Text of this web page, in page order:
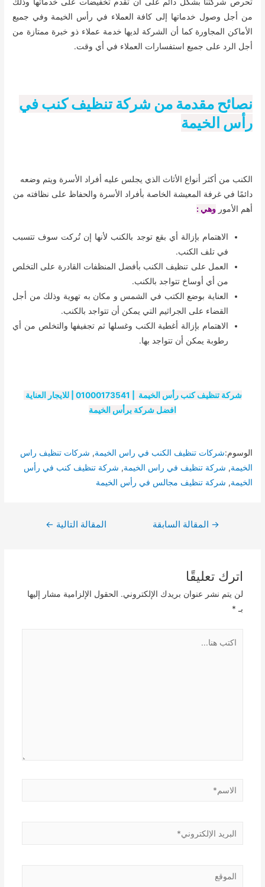
من أجل وصول خدماتها إلى كافة العملاء في رأس الخيمة وفي جميع
الأماكن المجاورة كما أن الشركة لديها خدمة عملاء ذو خبرة ممتازة من
أجل الرد على جميع استفسارات العملاء في أي وقت.
نصائح مقدمة من شركة تنظيف كنب في
رأس الخيمة
الكنب من أكثر أنواع الأثاث الذي يجلس عليه أفراد الأسرة ويتم وضعه
دائمًا في غرفة المعيشة الخاصة بأفراد الأسرة والحفاظ على نظافته من
أهم الأموروهي :
الاهتمام بإزالة أي بقع توجد بالكنب لأنها إن تُركت سوف تتسبب
في تلف الكنب.
العمل على تنظيف الكنب بأفضل المنظفات القادرة على التخلص
من أي أوساخ تتواجد بالكنب.
العناية بوضع الكتب في الشمس و مكان به تهوية وذلك من أجل
القضاء على الجراثيم التي يمكن أن تتواجد بالكنب.
الاهتمام بإزالة أغطية الكنب وغسلها ثم تجفيفها والتخلص من أي
رطوبة يمكن أن تتواجد بها.
شركة تنظيف كنب رأس الخيمة | 01000173541 | للايجار العناية
افضل شركة برأس الخيمة
الوسوم:شركات تنظيف الكنب في راس الخيمة, شركات تنظيف راس
الخيمة, شركة تنظيف في راس الخيمة, شركة تنظيف كنب في رأس
الخيمة, شركة تنظيف مجالس في رأس الخيمة
تصفّح
→ المقالة السابقة المقالة التالية ←
اترك تعليقًا
لن يتم نشر عنوان بريدك الإلكتروني. الحقول الإلزامية مشار إليها
بـ *
الاسم*
البريد
الموقع